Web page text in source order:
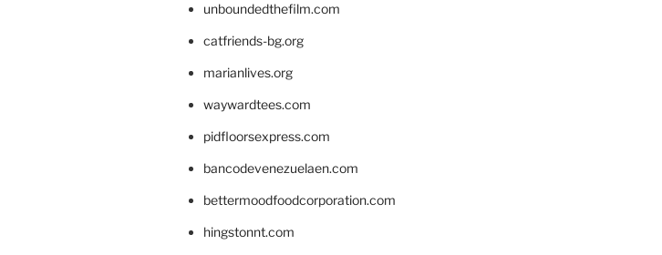
unboundedthefilm.com
catfriends-bg.org
marianlives.org
waywardtees.com
pidfloorsexpress.com
bancodevenezuelaen.com
bettermoodfoodcorporation.com
hingstonnt.com